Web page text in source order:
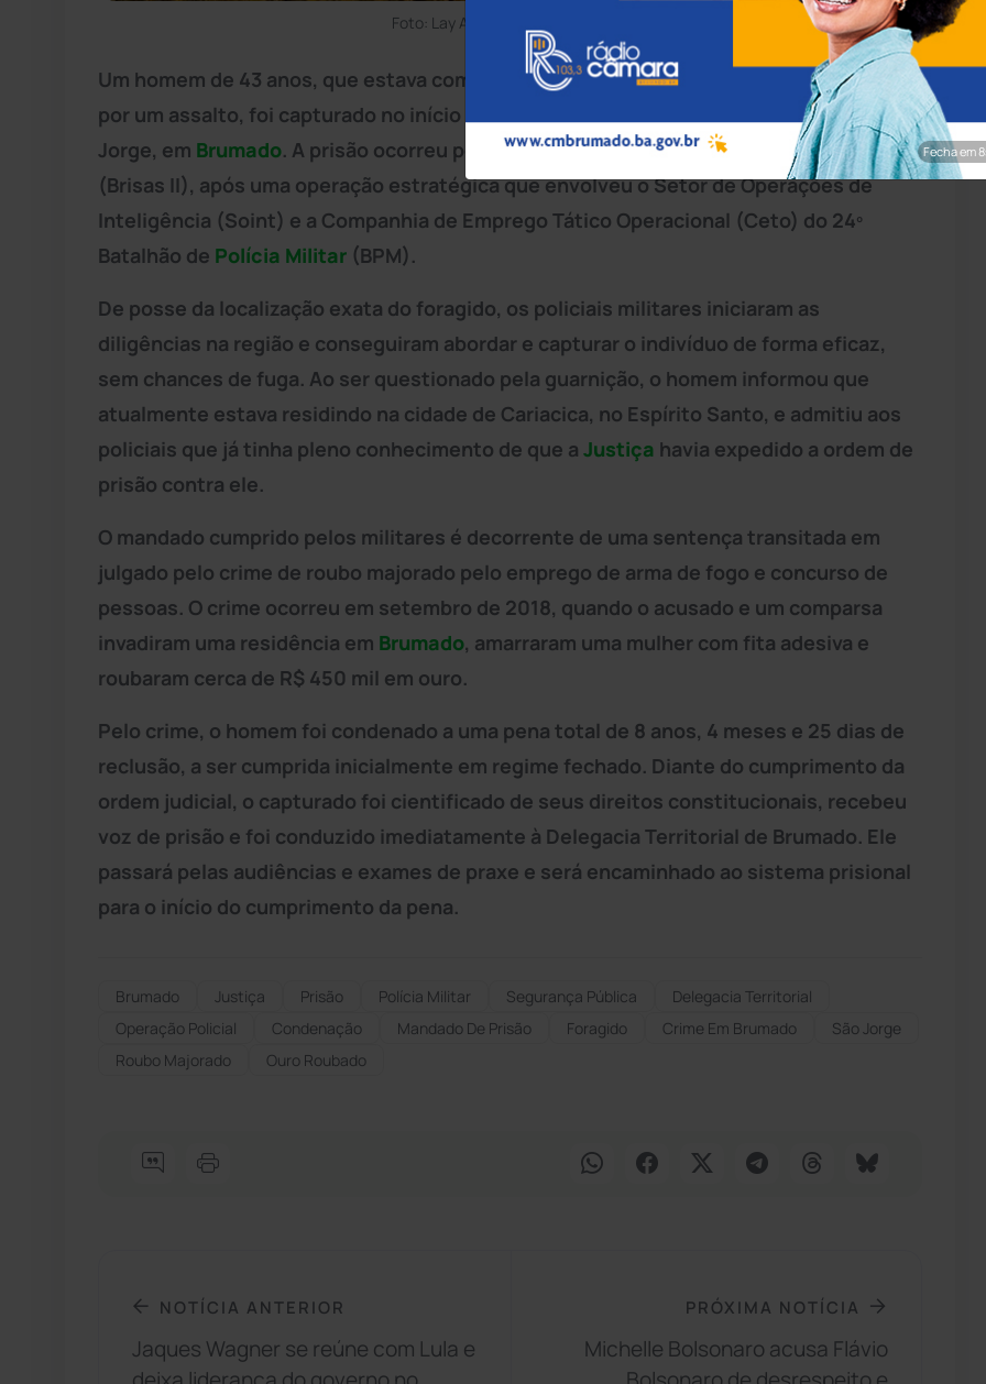
Foto: Lay Amorim/Achei Sudoeste
Um homem de 43 anos, que estava com um mandado de prisão definitiva em aberto
por um assalto, foi capturado no início da noite desta quarta-feira (24), no bairro São
Jorge, em Brumado. A prisão ocorreu por volta das 19h30, na Rua Santa Rita de Cássia
(Brisas II), após uma operação estratégica que envolveu o Setor de Operações de
Inteligência (Soint) e a Companhia de Emprego Tático Operacional (Ceto) do 24º
Batalhão de Polícia Militar (BPM).
De posse da localização exata do foragido, os policiais militares iniciaram as
diligências na região e conseguiram abordar e capturar o indivíduo de forma eficaz,
sem chances de fuga. Ao ser questionado pela guarnição, o homem informou que
atualmente estava residindo na cidade de Cariacica, no Espírito Santo, e admitiu aos
policiais que já tinha pleno conhecimento de que a Justiça havia expedido a ordem de
prisão contra ele.
O mandado cumprido pelos militares é decorrente de uma sentença transitada em
julgado pelo crime de roubo majorado pelo emprego de arma de fogo e concurso de
pessoas. O crime ocorreu em setembro de 2018, quando o acusado e um comparsa
invadiram uma residência em Brumado, amarraram uma mulher com fita adesiva e
roubaram cerca de R$ 450 mil em ouro.
Pelo crime, o homem foi condenado a uma pena total de 8 anos, 4 meses e 25 dias de
reclusão, a ser cumprida inicialmente em regime fechado. Diante do cumprimento da
ordem judicial, o capturado foi cientificado de seus direitos constitucionais, recebeu
voz de prisão e foi conduzido imediatamente à Delegacia Territorial de Brumado. Ele
passará pelas audiências e exames de praxe e será encaminhado ao sistema prisional
para o início do cumprimento da pena.
Brumado Justiça Prisão Polícia Militar Segurança Pública
Delegacia Territorial
Operação Policial
Condenação Mandado De Prisão Foragido Crime Em Brumado
São Jorge
Roubo Majorado
Ouro Roubado
NOTÍCIA ANTERIOR
Jaques Wagner se reúne com Lula e
PRÓXIMA NOTÍCIA
Michelle Bolsonaro acusa Flávio
Fecha em